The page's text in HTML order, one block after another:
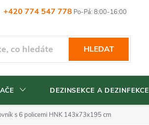
+420 774 547 778
Reklamační řád Vrácení zboží Blog
HLEDAT
DEZINSEKCE A DEZINFEKCE
s 6 policemi HNK 143x73x195 cm